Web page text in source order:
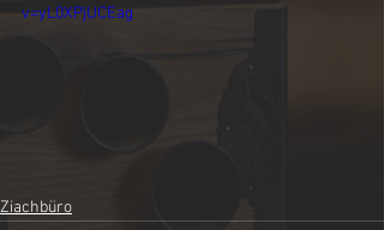
v=yL0XPjUCEag
Ziachbüro